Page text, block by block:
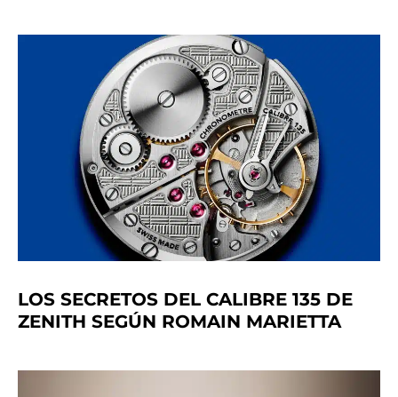
LOS SECRETOS DEL CALIBRE 135 DE
ZENITH SEGÚN ROMAIN MARIETTA